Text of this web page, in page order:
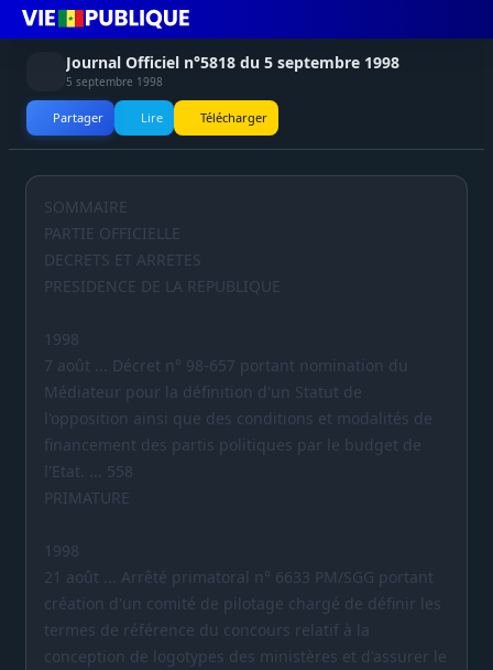
Journal Officiel n°5818 du 5 septembre 1998
5 septembre 1998
Partager Lire Télécharger
SOMMAIRE
PARTIE OFFICIELLE
DECRETS ET ARRETES
PRESIDENCE DE LA REPUBLIQUE
1998
7 août ... Décret n° 98-657 portant nomination du
Médiateur pour la définition d'un Statut de
l'opposition ainsi que des conditions et modalités de
financement des partis politiques par le budget de
l'Etat. ... 558
PRIMATURE
1998
21 août ... Arrêté primatoral n° 6633 PM/SGG portant
création d'un comité de pilotage chargé de définir les
termes de référence du concours relatif à la
conception de logotypes des ministères et d'assurer le